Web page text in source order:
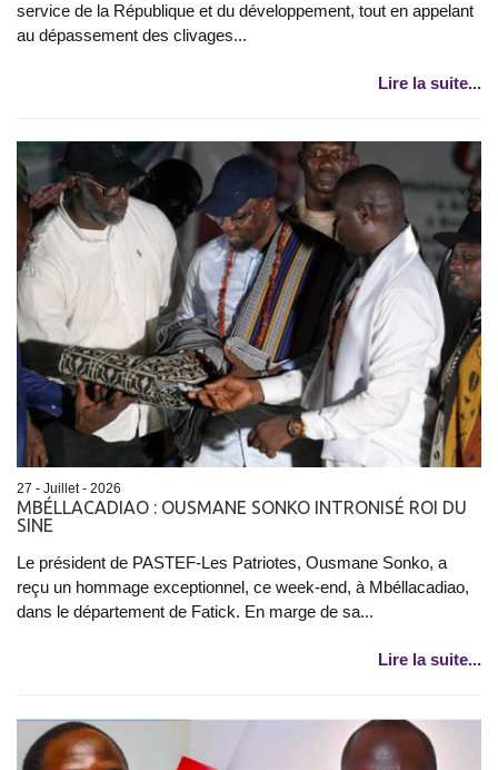
service de la République et du développement, tout en appelant
au dépassement des clivages...
Lire la suite...
27 - Juillet - 2026
MBÉLLACADIAO : OUSMANE SONKO INTRONISÉ ROI DU
SINE
Le président de PASTEF-Les Patriotes, Ousmane Sonko, a
reçu un hommage exceptionnel, ce week-end, à Mbéllacadiao,
dans le département de Fatick. En marge de sa...
Lire la suite...